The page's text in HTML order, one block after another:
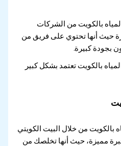
بالكويت من الشركات
حيث أنها تحتوي على فريق من
بجودة كبيرة.
بالكويت تعتمد بشكل كبير
بالكويت من خلال البيت الكويتي
مميزة، حيث أنها تخلصك من